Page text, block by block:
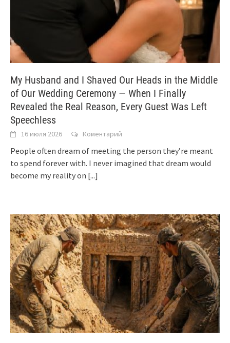
My Husband and I Shaved Our Heads in the Middle
of Our Wedding Ceremony — When I Finally
Revealed the Real Reason, Every Guest Was Left
Speechless
16 июля 2026 Коментарий
People often dream of meeting the person they’re meant
to spend forever with. I never imagined that dream would
become my reality on [...]